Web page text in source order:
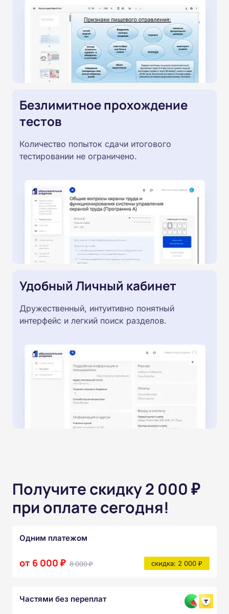
Безлимитное прохождение
тестов
Количество попыток сдачи итогового
тестировании не ограничено.
Удобный Личный кабинет
Дружественный, интуитивно понятный
интерфейс и легкий поиск разделов.
Получите скидку 2 000 ₽
при оплате сегодня!
Одним платежом
от 6 000 ₽ 8 000 ₽ скидка: 2 000 ₽
Частями без переплат